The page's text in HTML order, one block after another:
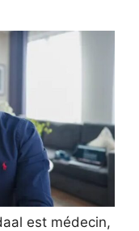
est médecin,